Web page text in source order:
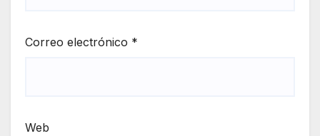
Correo electrónico *
Web